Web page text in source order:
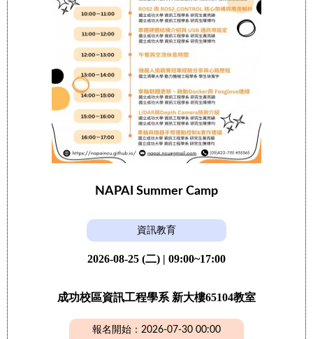
NAPAI Summer Camp
資訊教育
2026-08-25 (二) | 09:00~17:00
成功校區資訊工程學系 新大樓65104教室
報名開始：2026-07-30 00:00